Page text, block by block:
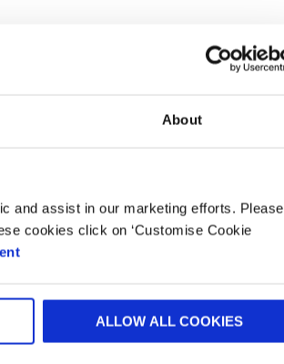
About
and assist in our marketing efforts. Please
cookies click on ‘Customise Cookie
ALLOW ALL COOKIES